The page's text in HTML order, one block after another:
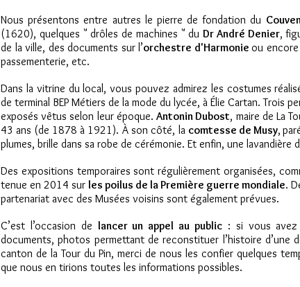
Nous présentons entre autres le pierre de fondation du
(1620), quelques " drôles de machines " du Dr André Denier,
de la ville, des documents sur l’orchestre d'Harmonie ou
passementerie, etc.
Dans la vitrine du local, vous pouvez admirez les costumes
de terminal BEP Métiers de la mode du lycée, à Élie Cartan. Trois
exposés vêtus selon leur époque.Antonin Dubost, maire de La
43 ans (de 1878 à 1921). À son côté, la comtesse de Musy,
plumes, brille dans sa robe de cérémonie. Et enfin, une lavandière
Des expositions temporaires sont régulièrement organisées,
tenue en 2014 sur les poilus de la Première guerre mondiale.
partenariat avec des Musées voisins sont également prévues.
C’est l’occasion de lancer un appel au public : si vous
documents, photos permettant de reconstituer l’histoire d’une
canton de la Tour du Pin, merci de nous les confier quelques
que nous en tirions toutes les informations possibles.